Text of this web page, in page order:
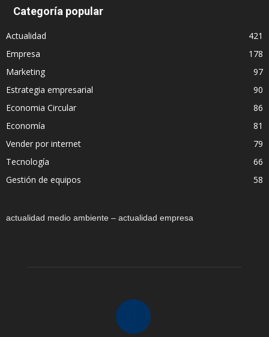
Categoría popular
Actualidad
421
Empresa
178
Marketing
97
Estrategia empresarial
90
Economia Circular
86
Economía
81
Vender por internet
79
Tecnología
66
Gestión de equipos
58
actualidad medio ambiente – actualidad empresa